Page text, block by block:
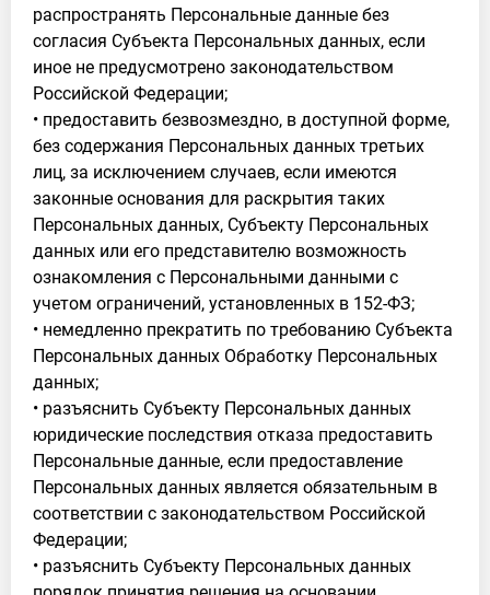
распространять Персональные данные без
согласия Субъекта Персональных данных, если
иное не предусмотрено законодательством
Российской Федерации;
• предоставить безвозмездно, в доступной форме,
без содержания Персональных данных третьих
лиц, за исключением случаев, если имеются
законные основания для раскрытия таких
Персональных данных, Субъекту Персональных
данных или его представителю возможность
ознакомления с Персональными данными с
учетом ограничений, установленных в 152-ФЗ;
• немедленно прекратить по требованию Субъекта
Персональных данных Обработку Персональных
данных;
• разъяснить Субъекту Персональных данных
юридические последствия отказа предоставить
Персональные данные, если предоставление
Персональных данных является обязательным в
соответствии с законодательством Российской
Федерации;
• разъяснить Субъекту Персональных данных